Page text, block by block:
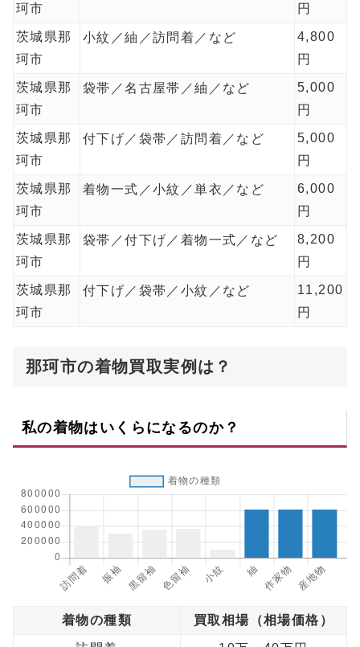
珂市
円
茨城県那
珂市
小紋／紬／訪問着／など
4,800
円
茨城県那
珂市
袋帯／名古屋帯／紬／など
5,000
円
茨城県那
珂市
付下げ／袋帯／訪問着／など
5,000
円
茨城県那
珂市
着物一式／小紋／単衣／など
6,000
円
茨城県那
珂市
袋帯／付下げ／着物一式／など
8,200
円
茨城県那
珂市
付下げ／袋帯／小紋／など
11,200
円
那珂市の着物買取実例は？
私の着物はいくらになるのか？
着物の種類 買取相場（相場価格）